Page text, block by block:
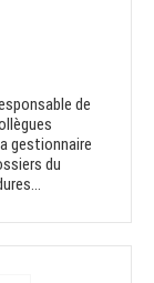
de
gestionnaire
du